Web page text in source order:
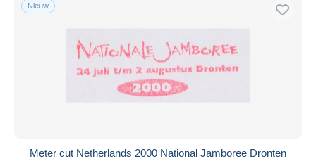
Toepassen
Nieuw
Meter cut Netherlands 2000 National Jamboree Dronten